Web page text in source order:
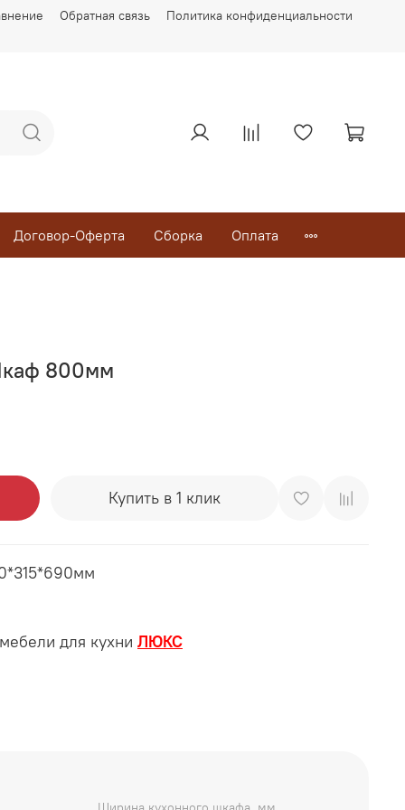
Обратная связь Политика конфиденциальности
Договор-Оферта Сборка Оплата
800мм
Купить в 1 клик
для кухни ЛЮКС